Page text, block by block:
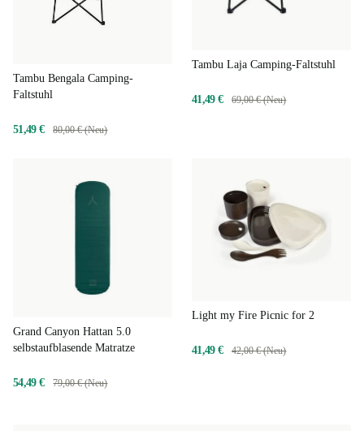
Tambu Bengala Camping-
Faltstuhl
51,49 € 80,00 € (Neu)
Tambu Laja Camping-Faltstuhl
41,49 € 69,00 € (Neu)
Grand Canyon Hattan 5.0
selbstaufblasende Matratze
54,49 € 79,00 € (Neu)
Light my Fire Picnic for 2
41,49 € 42,00 € (Neu)